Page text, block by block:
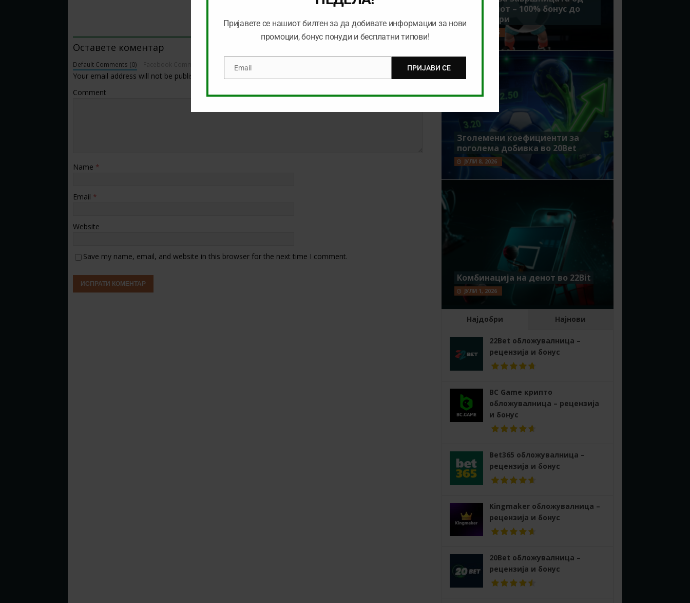
BE THE FIRST TO COMMENT
Оставете коментар
Default Comments (0)
Your email address will not be published.
Comment
Name *
Email *
Website
Save my name, email, and website in this browser for the next time I comment.
Мундијалот – 100% бонус до
7500 денари
ЈУЛИ 15, 2026
Зголемени коефициенти за
поголема добивка во 20Bet
ЈУЛИ 8, 2026
Комбинација на денот во 22Bit
ЈУЛИ 1, 2026
Најдобри Најнови
22Bet обложувалница –
рецензија и бонус
BC Game крипто
обложувалница – рецензија
и бонус
Bet365 обложувалница –
рецензија и бонус
Kingmaker обложувалница –
рецензија и бонус
20Bet обложувалница –
рецензија и бонус
Пријавете се нашиот билтен за да добивате информации за нови
промоции, бонус понуди и бесплатни типови!
EmailEmail ПРИЈАВИ СЕ